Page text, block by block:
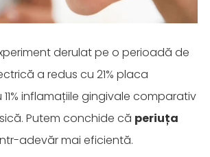
derulat pe o perioadă de
a redus cu 21% placa
inflamațiile gingivale comparativ
Putem conchide că periuța
adevăr mai eficientă.